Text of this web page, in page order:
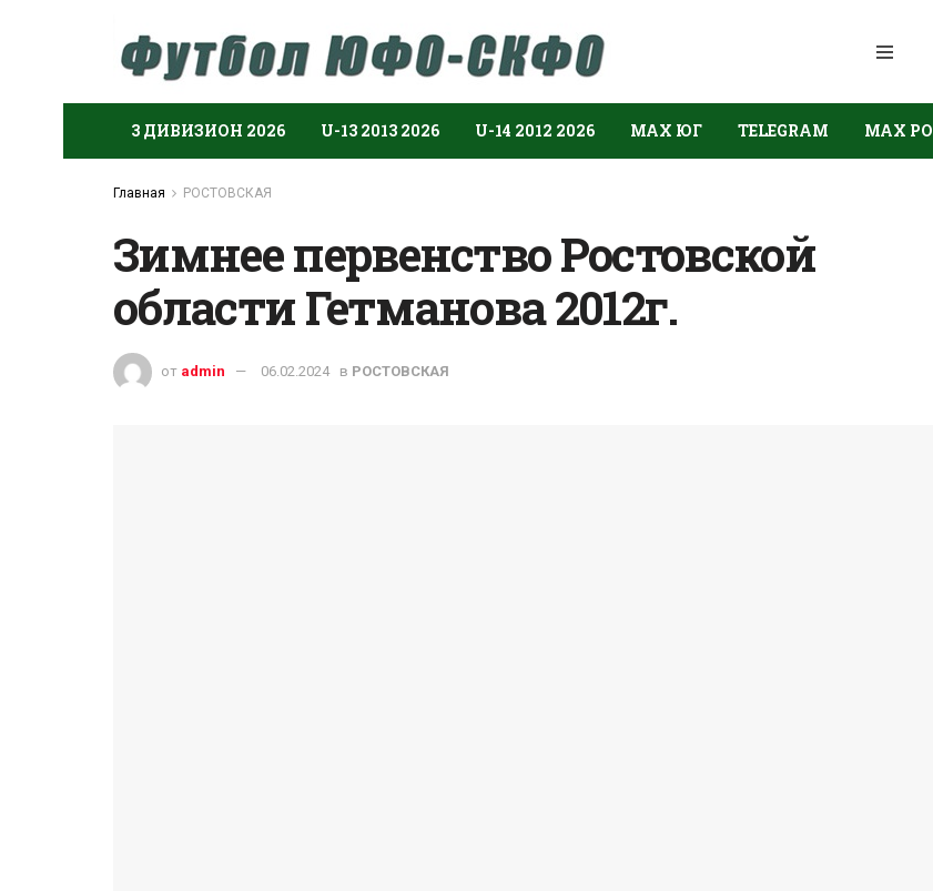
3 ДИВИЗИОН 2026 U-13 2013 2026 U-14 2012 2026 МАХ ЮГ TELEGRAM МАХ РО
Главная РОСТОВСКАЯ
Зимнее первенство Ростовской
области Гетманова 2012г.
от admin 06.02.2024 в РОСТОВСКАЯ